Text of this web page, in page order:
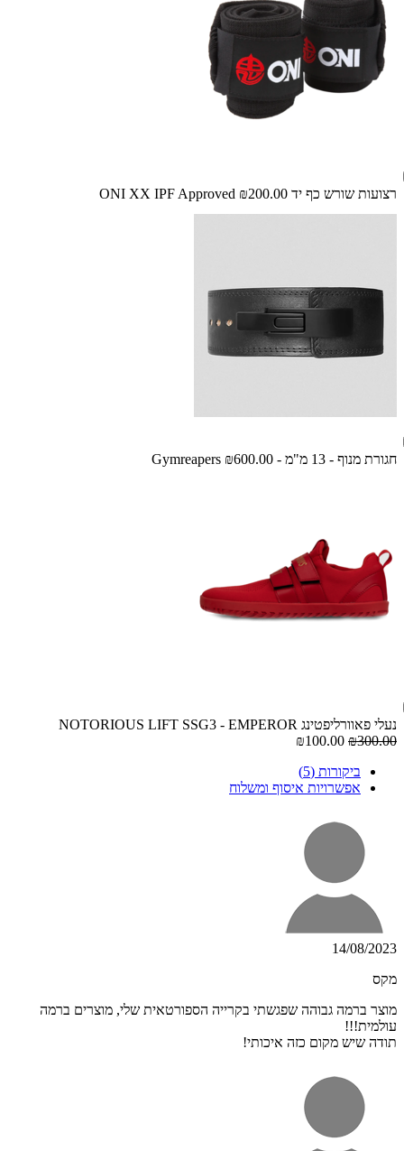
רצועות שורש כף יד ONI XX IPF Approved ₪200.00
חגורת מנוף - 13 מ"מ - Gymreapers ₪600.00
נעלי פאוורליפטינג NOTORIOUS LIFT SSG3 - EMPEROR
₪100.00 ₪300.00
ביקורות (5)
אפשרויות איסוף ומשלוח
14/08/2023
מקס
מוצר ברמה גבוהה שפגשתי בקרייה הספורטאית שלי, מוצרים ברמה
עולמית!!!
תודה שיש מקום כזה איכותי!